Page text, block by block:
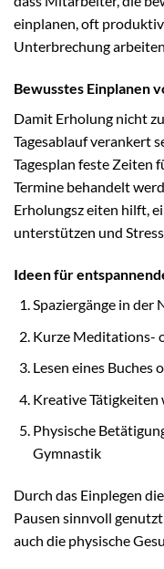
einplanen, oft
Unterbrechung
Bewusstes Einplanen
Damit Erholung nicht
Tagesablauf verankert
Tagesplan feste Zeiten
Termine behandelt
Erholungsz eiten hilft,
unterstützen und
Ideen für
Spaziergänge in der
Kurze Meditations-
Lesen eines Buches
Kreative Tätigkeiten
Physische
Gymnastik
Durch das Einplegen
Pausen sinnvoll
auch die physische